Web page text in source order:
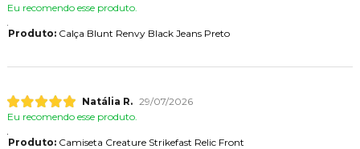
Eu recomendo esse produto.
Produto:Calça Blunt Renvy Black Jeans Preto
Natália R. 29/07/2026
Eu recomendo esse produto.
Produto:Camiseta Creature Strikefast Relic Front